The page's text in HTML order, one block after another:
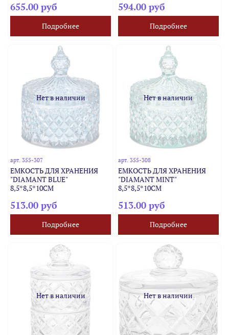
655.00 руб
Подробнее
594.00 руб
Подробнее
Нет в наличии
арт.355-307
ЕМКОСТЬ ДЛЯ ХРАНЕНИЯ
"DIAMANT BLUE"
8,5*8,5*10СМ
513.00 руб
Подробнее
Нет в наличии
арт. 355-308
ЕМКОСТЬ ДЛЯ ХРАНЕНИЯ
"DIAMANT MINT"
8,5*8,5*10СМ
513.00 руб
Подробнее
Нет в наличии Нет в наличии